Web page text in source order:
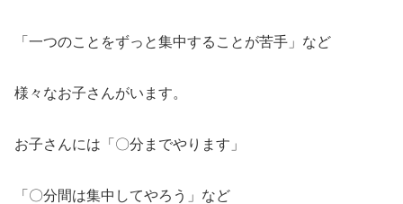
「一つのことをずっと集中することが苦手」など
様々なお子さんがいます。
お子さんには「〇分までやります」
「〇分間は集中してやろう」など